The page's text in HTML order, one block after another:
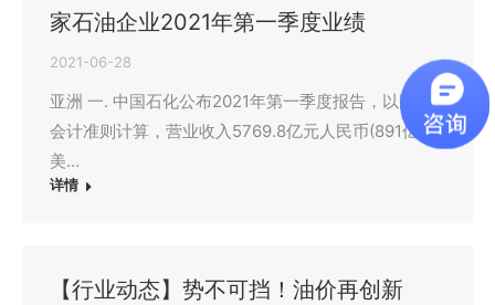
家石油企业2021年第一季度业绩
2021-06-28
亚洲 一. 中国石化公布2021年第一季度报告，以国际
会计准则计算，营业收入5769.8亿元人民币(891亿
美…
详情
【行业动态】势不可挡！油价再创新